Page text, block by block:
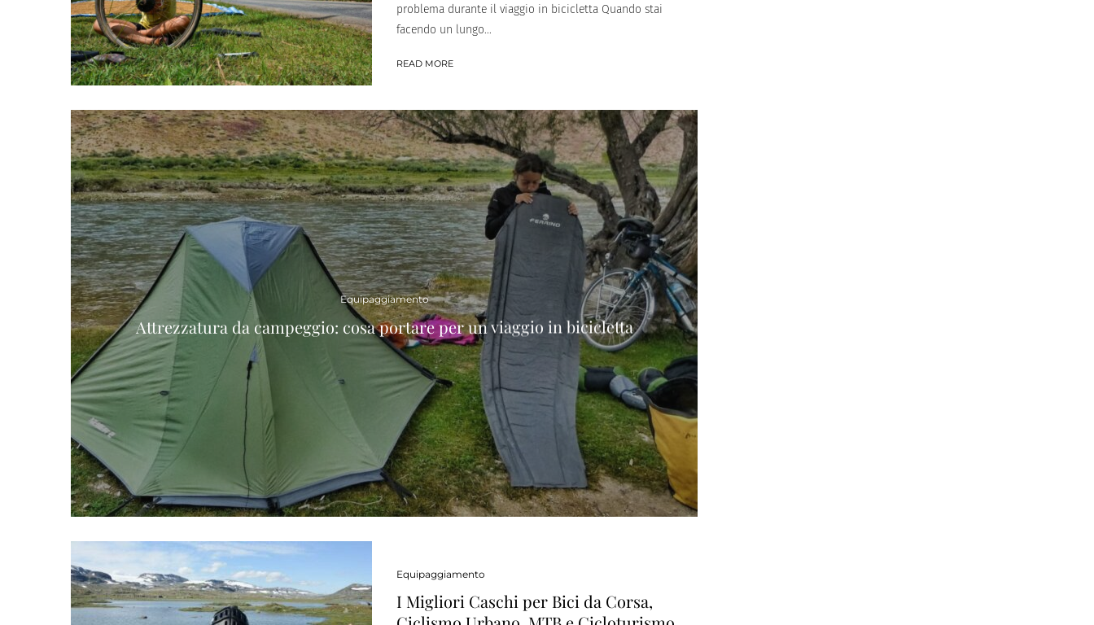
problema durante il viaggio in bicicletta Quando stai
facendo un lungo...
READ MORE
Equipaggiamento
Attrezzatura da campeggio: cosa portare per un viaggio in bicicletta
Equipaggiamento
I Migliori Caschi per Bici da Corsa,